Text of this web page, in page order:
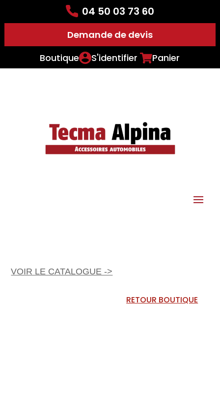
04 50 03 73 60
Demande de devis
Boutique
S'identifier Panier
VOIR LE CATALOGUE ->
RETOUR BOUTIQUE